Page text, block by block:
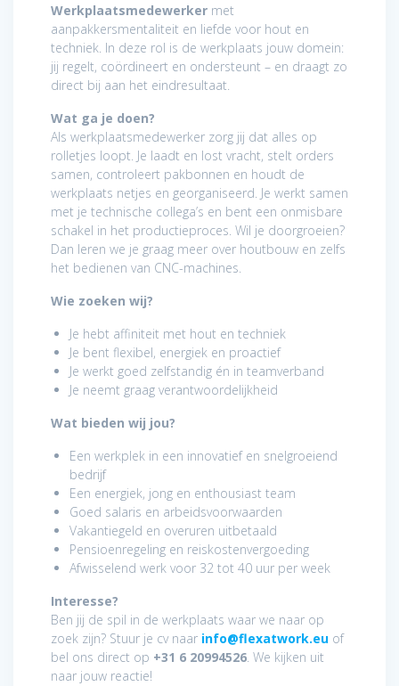
Werkplaatsmedewerker met
aanpakkersmentaliteit en liefde voor hout en
techniek. In deze rol is de werkplaats jouw domein:
jij regelt, coördineert en ondersteunt – en draagt zo
direct bij aan het eindresultaat.
Wat ga je doen?
Als werkplaatsmedewerker zorg jij dat alles op
rolletjes loopt. Je laadt en lost vracht, stelt orders
samen, controleert pakbonnen en houdt de
werkplaats netjes en georganiseerd. Je werkt samen
met je technische collega’s en bent een onmisbare
schakel in het productieproces. Wil je doorgroeien?
Dan leren we je graag meer over houtbouw en zelfs
het bedienen van CNC-machines.
Wie zoeken wij?
Je hebt affiniteit met hout en techniek
Je bent flexibel, energiek en proactief
Je werkt goed zelfstandig én in teamverband
Je neemt graag verantwoordelijkheid
Wat bieden wij jou?
Een werkplek in een innovatief en snelgroeiend
bedrijf
Een energiek, jong en enthousiast team
Goed salaris en arbeidsvoorwaarden
Vakantiegeld en overuren uitbetaald
Pensioenregeling en reiskostenvergoeding
Afwisselend werk voor 32 tot 40 uur per week
Interesse?
Ben jij de spil in de werkplaats waar we naar op
zoek zijn? Stuur je cv naar info@flexatwork.eu of
bel ons direct op +31 6 20994526. We kijken uit
naar jouw reactie!